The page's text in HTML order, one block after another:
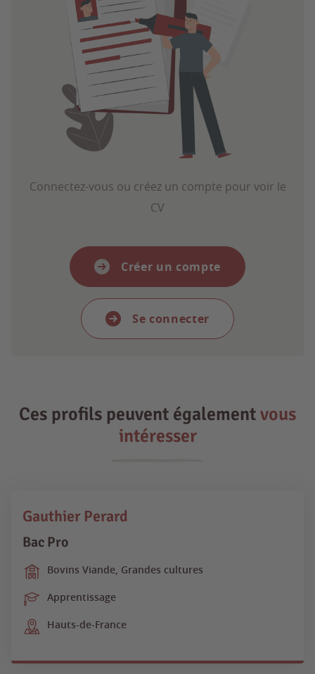
Connectez-vous ou créez un compte pour voir le
CV
Créer un compte
Se connecter
Ces profils peuvent égalementvous
intéresser
Gauthier Perard
Bac Pro
Bovins Viande, Grandes cultures
Apprentissage
Hauts-de-France